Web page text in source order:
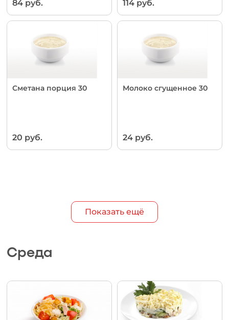
84 руб. 114 руб.
Сметана порция 30
20 руб.
Молоко сгущенное 30
24 руб.
Показать ещё
Среда